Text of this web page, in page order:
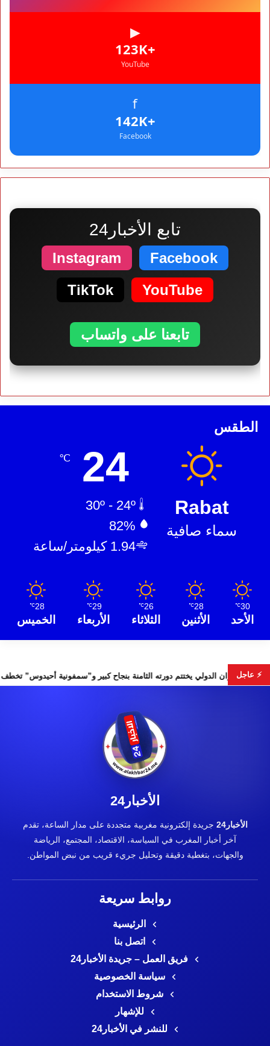
▶
+123K
YouTube
f
+142K
Facebook
تابع الأخبار24
Facebook
Instagram
YouTube
TikTok
تابعنا على واتساب
الطقس
Rabat
سماء صافية
24
℃
82%
1.94 كيلومتر/ساعة
30
℃
الأحد
28
℃
الأثنين
26
℃
الثلاثاء
29
℃
الأربعاء
28
℃
الخميس
⚡ عاجل مهرجان إفران الدولي يختتم دورته الثامنة بنجاح كبير
الأخبار24
الأخبار24
جريدة إلكترونية مغربية متجددة على مدار الساعة، تقدم
آخر أخبار المغرب في السياسة، الاقتصاد، المجتمع، الرياضة
والجهات، بتغطية دقيقة وتحليل جريء قريب من نبض المواطن.
روابط سريعة
الرئيسية
اتصل بنا
فريق العمل – جريدة الأخبار24
سياسة الخصوصية
شروط الاستخدام
للإشهار
للنشر في الأخبار24